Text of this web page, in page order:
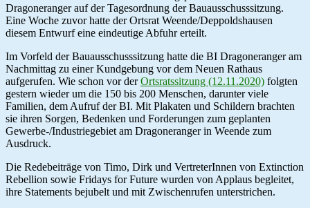
–
Entscheidung
Dragoneranger auf der Tagesordnung der Bauausschusssitzung.
Eine Woche zuvor hatte der Ortsrat Weende/Deppoldshausen
diesem Entwurf eine eindeutige Abfuhr erteilt.
Im Vorfeld der Bauausschusssitzung hatte die BI Dragoneranger am
Nachmittag zu einer Kundgebung vor dem Neuen Rathaus
aufgerufen. Wie schon vor derOrtsratssitzung (12.11.2020) folgten
gestern wieder um die 150 bis 200 Menschen, darunter viele
Familien, dem Aufruf der BI. Mit Plakaten und Schildern brachten
sie ihren Sorgen, Bedenken und Forderungen zum geplanten
Gewerbe-/Industriegebiet am Dragoneranger in Weende zum
Ausdruck.
Die Redebeiträge von Timo, Dirk und VertreterInnen von Extinction
Rebellion sowie Fridays for Future wurden von Applaus begleitet,
ihre Statements bejubelt und mit Zwischenrufen unterstrichen.